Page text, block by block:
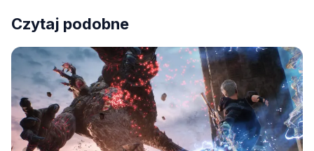
Czytaj podobne